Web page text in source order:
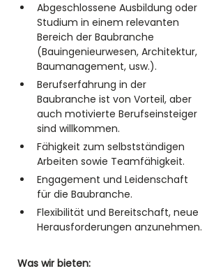
Abgeschlossene Ausbildung oder
Studium in einem relevanten
Bereich der Baubranche
(Bauingenieurwesen, Architektur,
Baumanagement, usw.).
Berufserfahrung in der
Baubranche ist von Vorteil, aber
auch motivierte Berufseinsteiger
sind willkommen.
Fähigkeit zum selbstständigen
Arbeiten sowie Teamfähigkeit.
Engagement und Leidenschaft
für die Baubranche.
Flexibilität und Bereitschaft, neue
Herausforderungen anzunehmen.
Was wir bieten: